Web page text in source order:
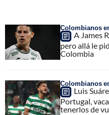
Colombianos
A James
pero allá le
Colombia
Colombianos
Luis
Portugal,
tenerlos de